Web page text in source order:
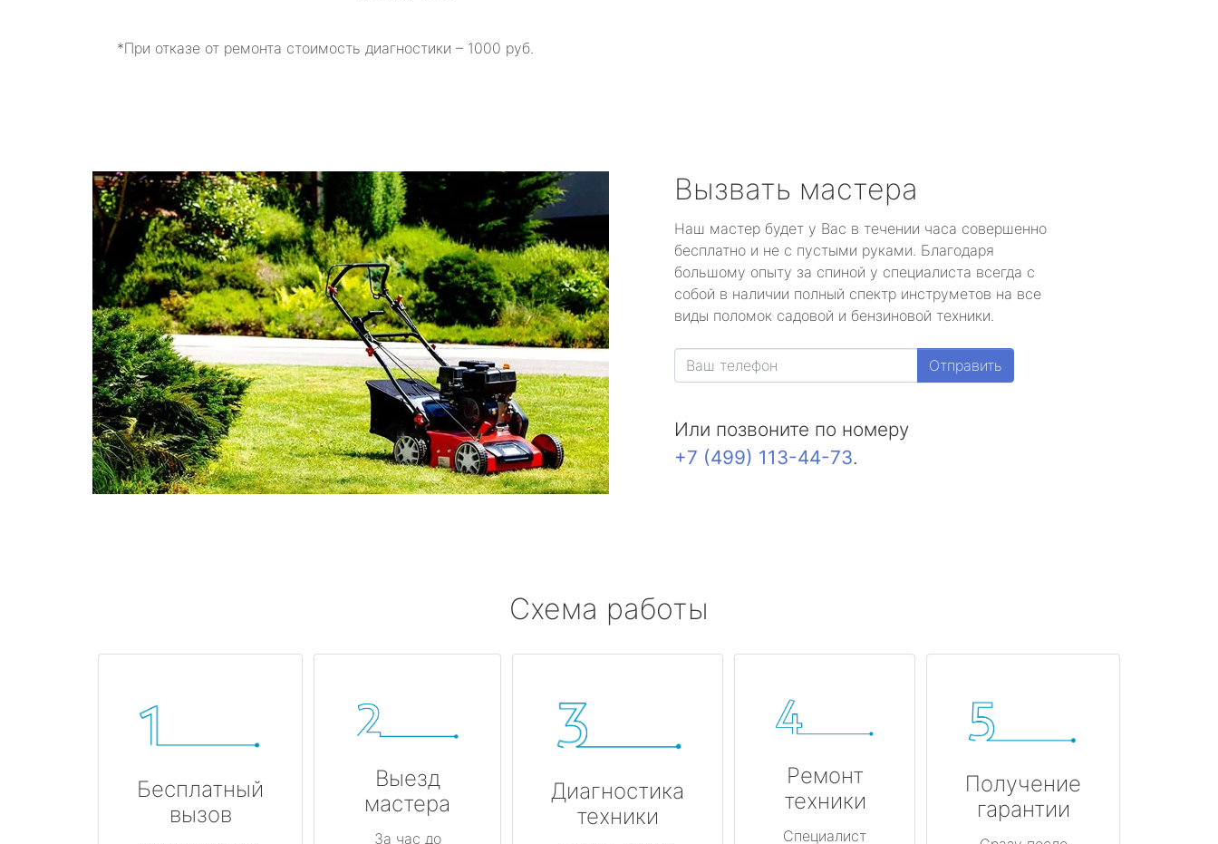
*При отказе от ремонта стоимость диагностики – 1000 руб.
Вызвать мастера
Наш мастер будет у Вас в течении часа совершенно
бесплатно и не с пустыми руками. Благодаря
большому опыту за спиной у специалиста всегда с
собой в наличии полный спектр инструметов на все
виды поломок садовой и бензиновой техники.
Отправить
Или позвоните по номеру
+7 (499) 113-44-73.
Схема работы
Бесплатный
вызов
Выезд
мастера
За час до
Диагностика
техники
Ремонт
техники
Специалист
Получение
гарантии